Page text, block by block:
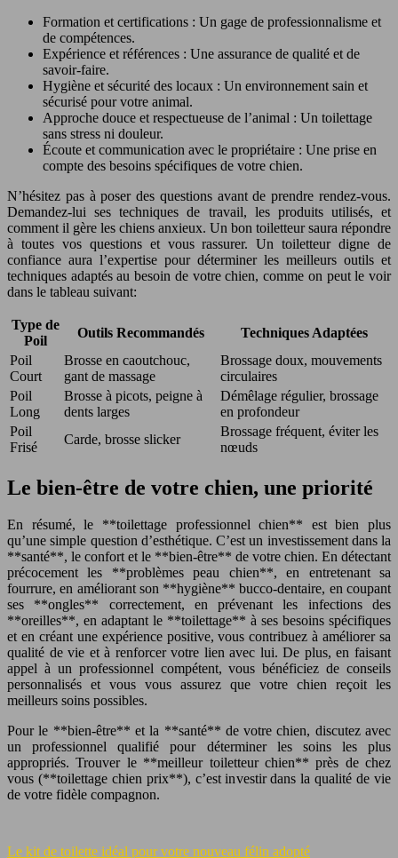
Formation et certifications : Un gage de professionnalisme et
de compétences.
Expérience et références : Une assurance de qualité et de
savoir-faire.
Hygiène et sécurité des locaux : Un environnement sain et
sécurisé pour votre animal.
Approche douce et respectueuse de l’animal : Un toilettage
sans stress ni douleur.
Écoute et communication avec le propriétaire : Une prise en
compte des besoins spécifiques de votre chien.
N’hésitez pas à poser des questions avant de prendre rendez-vous.
Demandez-lui ses techniques de travail, les produits utilisés, et
comment il gère les chiens anxieux. Un bon toiletteur saura répondre
à toutes vos questions et vous rassurer. Un toiletteur digne de
confiance aura l’expertise pour déterminer les meilleurs outils et
techniques adaptés au besoin de votre chien, comme on peut le voir
dans le tableau suivant:
Type de
Poil
Outils Recommandés
Techniques Adaptées
Poil
Court
Brosse en caoutchouc,
gant de massage
Brossage doux, mouvements
circulaires
Poil
Long
Brosse à picots, peigne à
dents larges
Démêlage régulier, brossage
en profondeur
Poil
Frisé
Carde, brosse slicker
Brossage fréquent, éviter les
nœuds
Le bien-être de votre chien, une priorité
En résumé, le **toilettage professionnel chien** est bien plus
qu’une simple question d’esthétique. C’est un investissement dans la
**santé**, le confort et le **bien-être** de votre chien. En détectant
précocement les **problèmes peau chien**, en entretenant sa
fourrure, en améliorant son **hygiène** bucco-dentaire, en coupant
ses **ongles** correctement, en prévenant les infections des
**oreilles**, en adaptant le **toilettage** à ses besoins spécifiques
et en créant une expérience positive, vous contribuez à améliorer sa
qualité de vie et à renforcer votre lien avec lui. De plus, en faisant
appel à un professionnel compétent, vous bénéficiez de conseils
personnalisés et vous vous assurez que votre chien reçoit les
meilleurs soins possibles.
Pour le **bien-être** et la **santé** de votre chien, discutez avec
un professionnel qualifié pour déterminer les soins les plus
appropriés. Trouver le **meilleur toiletteur chien** près de chez
vous (**toilettage chien prix**), c’est investir dans la qualité de vie
de votre fidèle compagnon.
Le kit de toilette idéal pour votre nouveau félin adopté